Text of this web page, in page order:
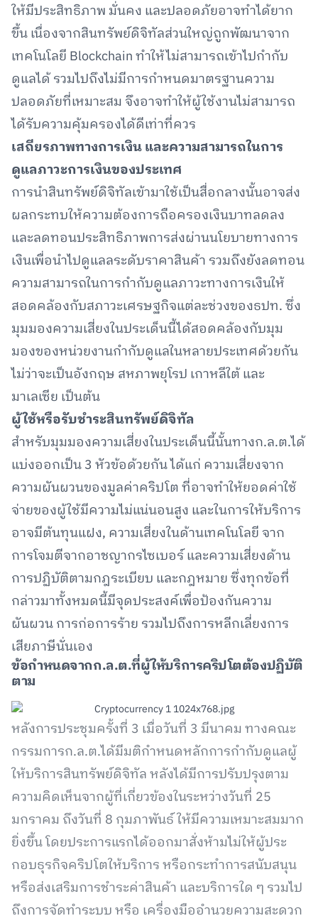
ให้มีประสิทธิภาพ มั่นคง และปลอดภัยอาจทำได้ยาก
ขึ้น เนื่องจากสินทรัพย์ดิจิทัลส่วนใหญ่ถูกพัฒนาจาก
เทคโนโลยี Blockchain ทำให้ไม่สามารถเข้าไปกำกับ
ดูแลได้ รวมไปถึงไม่มีการกำหนดมาตรฐานความ
ปลอดภัยที่เหมาะสม จึงอาจทำให้ผู้ใช้งานไม่สามารถ
ได้รับความคุ้มครองได้ดีเท่าที่ควร
เสถียรภาพทางการเงิน และความสามารถในการ
ดูแลภาวะการเงินของประเทศ
การนำสินทรัพย์ดิจิทัลเข้ามาใช้เป็นสื่อกลางนั้นอาจส่ง
ผลกระทบให้ความต้องการถือครองเงินบาทลดลง
และลดทอนประสิทธิภาพการส่งผ่านนโยบายทางการ
เงินเพื่อนำไปดูแลลระดับราคาสินค้า รวมถึงยังลดทอน
ความสามารถในการกำกับดูแลภาวะทางการเงินให้
สอดคล้องกับสภาวะเศรษฐกิจแต่ละช่วงของธปท. ซึ่ง
มุมมองความเสี่ยงในประเด็นนี้ได้สอดคล้องกับมุม
มองของหน่วยงานกำกับดูแลในหลายประเทศด้วยกัน
ไม่ว่าจะเป็นอังกฤษ สหภาพยุโรป เกาหลีใต้ และ
มาเลเซีย เป็นต้น
ผู้ใช้หรือรับชำระสินทรัพย์ดิจิทัล
สำหรับมุมมองความเสี่ยงในประเด็นนี้นั้นทางก.ล.ต.ได้
แบ่งออกเป็น 3 หัวข้อด้วยกัน ได้แก่ ความเสี่ยงจาก
ความผันผวนของมูลค่าคริปโต ที่อาจทำให้ยอดค่าใช้
จ่ายของผู้ใช้มีความไม่แน่นอนสูง และในการให้บริการ
อาจมีต้นทุนแฝง, ความเสี่ยงในด้านเทคโนโลยี จาก
การโจมตีจากอาชญากรไซเบอร์ และความเสี่ยงด้าน
การปฏิบัติตามกฎระเบียบ และกฎหมาย ซึ่งทุกข้อที่
กล่าวมาทั้งหมดนี้มีจุดประสงค์เพื่อป้องกันความ
ผันผวน การก่อการร้าย รวมไปถึงการหลีกเลี่ยงการ
เสียภาษีนั่นเอง
ข้อกำหนดจากก.ล.ต.ที่ผู้ให้บริการคริปโตต้องปฏิบัติ
ตาม
หลังการประชุมครั้งที่ 3 เมื่อวันที่ 3 มีนาคม ทางคณะ
กรรมการก.ล.ต.ได้มีมติกำหนดหลักการกำกับดูแลผู้
ให้บริการสินทรัพย์ดิจิทัล หลังได้มีการปรับปรุงตาม
ความคิดเห็นจากผู้ที่เกี่ยวข้องในระหว่างวันที่ 25
มกราคม ถึงวันที่ 8 กุมภาพันธ์ ให้มีความเหมาะสมมาก
ยิ่งขึ้น โดยประการแรกได้ออกมาสั่งห้ามไม่ให้ผู้ประ
กอบธุรกิจคริปโตให้บริการ หรือกระทำการสนับสนุน
หรือส่งเสริมการชำระค่าสินค้า และบริการใด ๆ รวมไป
ถึงการจัดทำระบบ หรือ เครื่องมืออำนวยความสะดวก